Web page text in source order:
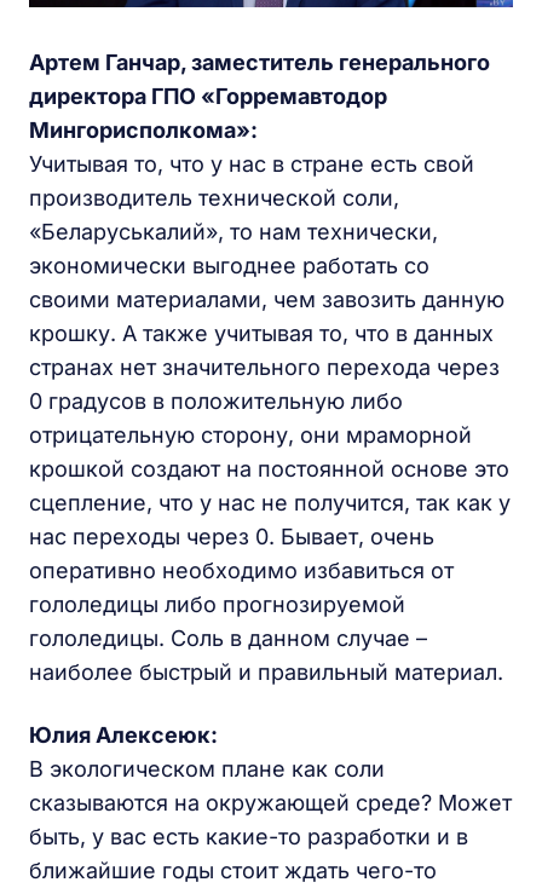
Артем Ганчар, заместитель генерального
директора ГПО «Горремавтодор
Мингорисполкома»:
Учитывая то, что у нас в стране есть свой
производитель технической соли,
«Беларуськалий», то нам технически,
экономически выгоднее работать со
своими материалами, чем завозить данную
крошку. А также учитывая то, что в данных
странах нет значительного перехода через
0 градусов в положительную либо
отрицательную сторону, они мраморной
крошкой создают на постоянной основе это
сцепление, что у нас не получится, так как у
нас переходы через 0. Бывает, очень
оперативно необходимо избавиться от
гололедицы либо прогнозируемой
гололедицы. Соль в данном случае –
наиболее быстрый и правильный материал.
Юлия Алексеюк:
В экологическом плане как соли
сказываются на окружающей среде? Может
быть, у вас есть какие-то разработки и в
ближайшие годы стоит ждать чего-то